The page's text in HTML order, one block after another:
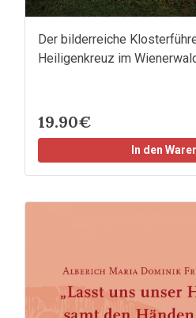
Der bilderreiche
Heiligenkreuz im
19.90€
In den